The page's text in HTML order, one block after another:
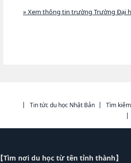
» Xem thông tin trường Trường Đại
Tin tức du học Nhật Bản Tìm
【Tìm nơi du học từ tên tỉnh thành】